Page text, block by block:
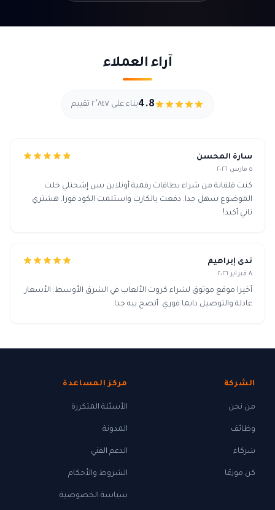
آراء العملاء
4.8بناء على ٢٬٨٤٧ تقييم
سارة المحسن
٥ مارس ٢٠٢٦
كنت قلقانة من شراء بطاقات رقمية أونلاين بس إشحنلي خلت
الموضوع سهل جدا. دفعت بالكارت واستلمت الكود فورا. هشتري
تاني أكيد!
ندى إبراهيم
٨ فبراير ٢٠٢٦
أخيرا موقع موثوق لشراء كروت الألعاب في الشرق الأوسط. الأسعار
عادلة والتوصيل دايما فوري. أنصح بيه جدا.
الشركة
من نحن
وظائف
شركاء
كن موزعًا
مركز المساعدة
الأسئلة المتكررة
المدونة
الدعم الفني
الشروط والأحكام
سياسة الخصوصية